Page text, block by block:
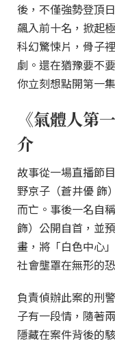
後，不僅強勢登頂
飆入前十名，掀起
科幻驚悚片，骨子
劇。還在猶豫要不
你立刻想點開第一集
《氣體人第
介
故事從一場直播節
野京子（蒼井優 飾
而亡。事後一名自
飾）公開自首，並
畫，將「白色中心
社會壟罩在無形的
負責偵辦此案的刑
子有一段情，隨著
隱藏在案件背後的